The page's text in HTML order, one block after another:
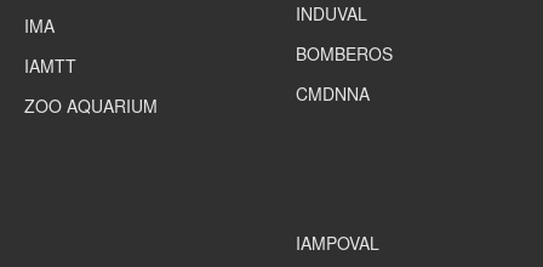
IMA
IAMTT
ZOO AQUARIUM
INDUVAL
BOMBEROS
CMDNNA
IAMPOVAL